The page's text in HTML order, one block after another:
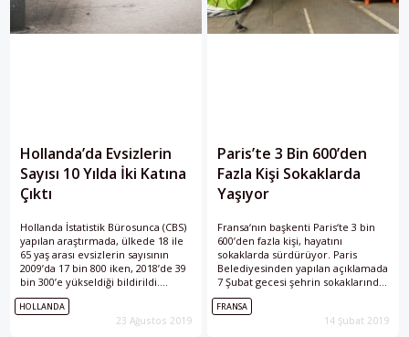
Hollanda’da Evsizlerin
Sayısı 10 Yılda İki Katına
Çıktı
Hollanda İstatistik Bürosunca (CBS)
yapılan araştırmada, ülkede 18 ile
65 yaş arası evsizlerin sayısının
2009’da 17 bin 800 iken, 2018’de 39
bin 300’e yükseldiği bildirildi.
Araştırmada, evsizlerin yüzde
57’sinin göçmen kökenli olduğu,
Batılı olmayan göçmen kökenli
HOLLANDA
23 Ağustos 2019
Paris’te 3 Bin 600’den
Fazla Kişi Sokaklarda
Yaşıyor
Fransa‘nın başkenti Paris‘te 3 bin
600’den fazla kişi, hayatını
sokaklarda sürdürüyor. Paris
Belediyesinden yapılan açıklamada
7 Şubat gecesi şehrin sokaklarında
ve metro istasyonlarında yapılan
“evsizlerin tespiti” taramasına dair
rakamlar paylaşıldı. Paris‘te ikinci
FRANSA
14 Şubat 2019